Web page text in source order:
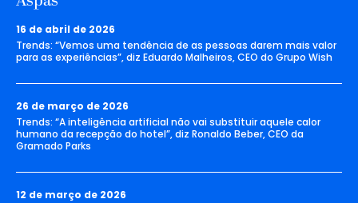
16 de abril de 2026
Trends: “Vemos uma tendência de as pessoas darem mais valor
para as experiências”, diz Eduardo Malheiros, CEO do Grupo Wish
26 de março de 2026
Trends: “A inteligência artificial não vai substituir aquele calor
humano da recepção do hotel”, diz Ronaldo Beber, CEO da
Gramado Parks
12 de março de 2026